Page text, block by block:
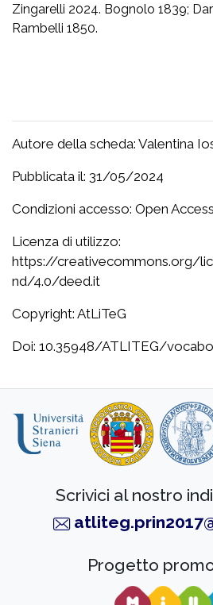
Zingarelli 2024. Bognolo 1839;
Rambelli 1850.
Autore della scheda: Valentina
Pubblicata il: 31/05/2024
Condizioni accesso: Open Access
Licenza di utilizzo:
https://creativecommons.org/
nd/4.0/deed.it
Copyright: AtLiTeG
Doi: 10.35948/ATLITEG/
Scrivici al nostro
Progetto